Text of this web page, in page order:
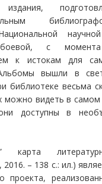
издания,
с
к истокам для
вышли в
библиотеке весьма
можно видеть в самом
доступны в
карта
2016. – 138 с.: ил.)
проекта,